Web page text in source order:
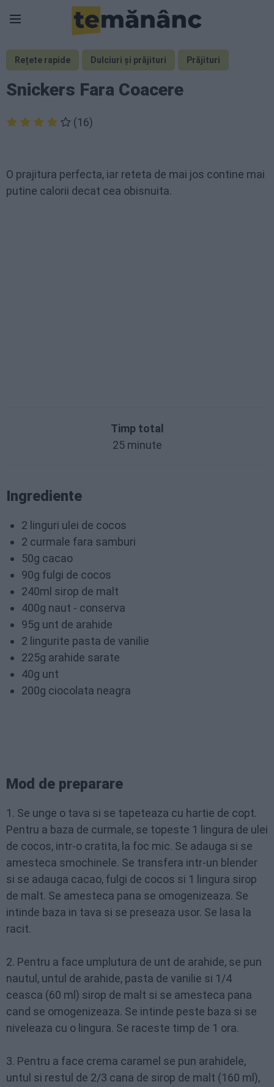
Rețete rapide Dulciuri și prăjituri Prăjituri
Snickers Fara Coacere
(16)
O prajitura perfecta, iar reteta de mai jos contine mai
putine calorii decat cea obisnuita.
Timp total
25 minute
Ingrediente
2 linguri ulei de cocos
2 curmale fara samburi
50g cacao
90g fulgi de cocos
240ml sirop de malt
400g naut - conserva
95g unt de arahide
2 lingurite pasta de vanilie
225g arahide sarate
40g unt
200g ciocolata neagra
Mod de preparare
1. Se unge o tava si se tapeteaza cu hartie de copt.
Pentru a baza de curmale, se topeste 1 lingura de ulei
de cocos, intr-o cratita, la foc mic. Se adauga si se
amesteca smochinele. Se transfera intr-un blender
si se adauga cacao, fulgi de cocos si 1 lingura sirop
de malt. Se amesteca pana se omogenizeaza. Se
intinde baza in tava si se preseaza usor. Se lasa la
racit.
2. Pentru a face umplutura de unt de arahide, se pun
nautul, untul de arahide, pasta de vanilie si 1/4
ceasca (60 ml) sirop de malt si se amesteca pana
cand se omogenizeaza. Se intinde peste baza si se
niveleaza cu o lingura. Se raceste timp de 1 ora.
3. Pentru a face crema caramel se pun arahidele,
untul si restul de 2/3 cana de sirop de malt (160 ml),